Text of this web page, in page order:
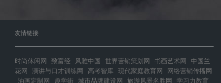
友情链接
时尚休闲网 致富经 风雅中国 世界营销策划网 书画艺术网
中国兰
花网 演讲与口才训练网 高考智库 现代家庭教育网
网络营销传播网
油画定制网
趣学街 城市品牌建设网 旅游风景名胜网 学习力教育